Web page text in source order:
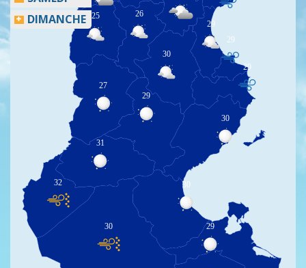
26
25
30
29
29
29
27
29
30
30
31
32
30 29
DIMANCHE